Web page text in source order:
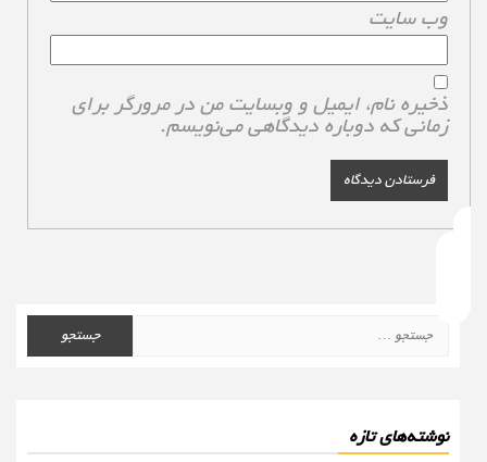
وب‌ سایت
ذخیره نام، ایمیل و وبسایت من در مرورگر برای
زمانی که دوباره دیدگاهی می‌نویسم.
جستجو
برای:
نوشته‌های تازه